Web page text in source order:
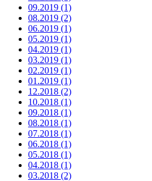
09.2019 (1)
08.2019 (2)
06.2019 (1)
05.2019 (1)
04.2019 (1)
03.2019 (1)
02.2019 (1)
01.2019 (1)
12.2018 (2)
10.2018 (1)
09.2018 (1)
08.2018 (1)
07.2018 (1)
06.2018 (1)
05.2018 (1)
04.2018 (1)
03.2018 (2)